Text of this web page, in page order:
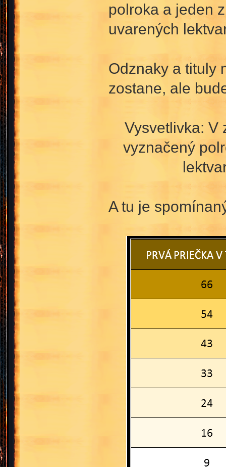
polroka a jeden
uvarených
Odznaky a tituly
zostane, ale
Vysvetlivka: V
vyznačený
A tu je